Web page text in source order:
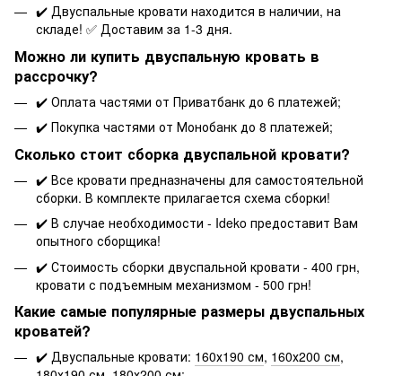
✔️ Двуспальные кровати находится в наличии, на
складе! ✅ Доставим за 1-3 дня.
Можно ли купить двуспальную кровать в
рассрочку?
✔️ Оплата частями от Приватбанк до 6 платежей;
✔️ Покупка частями от Монобанк до 8 платежей;
Сколько стоит сборка двуспальной кровати?
✔️ Все кровати предназначены для самостоятельной
сборки. В комплекте прилагается схема сборки!
✔️ В случае необходимости - Ideko предоставит Вам
опытного сборщика!
✔️ Стоимость сборки двуспальной кровати - 400 грн,
кровати с подъемным механизмом - 500 грн!
Какие самые популярные размеры двуспальных
кроватей?
✔️ Двуспальные кровати: 160х190 см, 160х200 см,